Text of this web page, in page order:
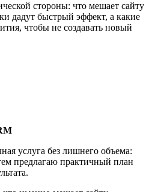
стороны: что мешает сайту
дадут быстрый эффект, а какие
чтобы не создавать новый
услуга без лишнего объема:
предлагаю практичный план